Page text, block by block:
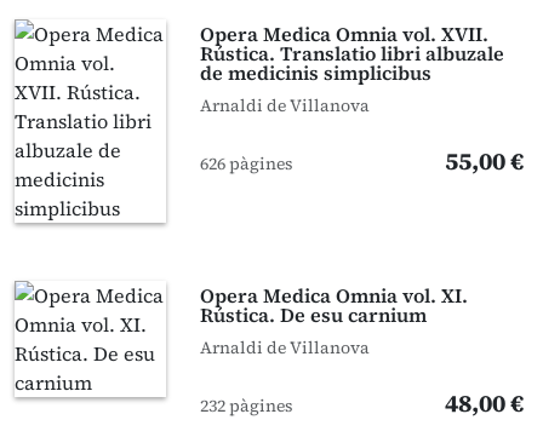
Opera Medica Omnia vol. XVII.
Rústica. Translatio libri albuzale
de medicinis simplicibus
Arnaldi de Villanova
626 pàgines 55,00 €
Opera Medica Omnia vol. XI.
Rústica. De esu carnium
Arnaldi de Villanova
232 pàgines 48,00 €